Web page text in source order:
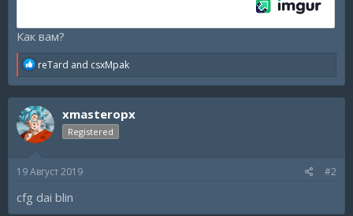
Как вам?
R
a
c
t
i
o
:
reTard and csxMpak
xmasteropx
Registered
19 Август 2019 #2
cfg dai blin